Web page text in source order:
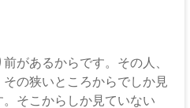
があるからです。その人、
の狭いところからでしか見
そこからしか見ていない